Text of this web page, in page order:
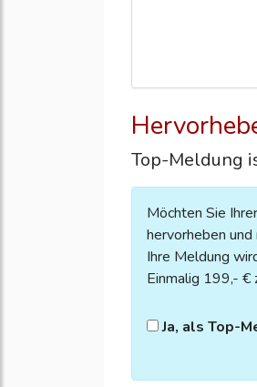
Top-Meldung
Möchten Sie
hervorheben
Ihre Meldung
Einmalig 199,- €
Ja, als Top-